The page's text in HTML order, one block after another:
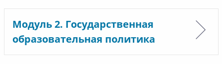
Модуль 2. Государственная
образовательная политика